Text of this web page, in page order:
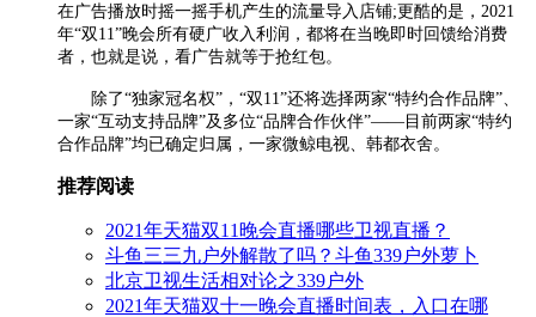
在广告播放时摇一摇手机产生的流量导入店铺;更酷的是，2021
年“双11”晚会所有硬广收入利润，都将在当晚即时回馈给消费
者，也就是说，看广告就等于抢红包。
除了“独家冠名权”，“双11”还将选择两家“特约合作品牌”、
一家“互动支持品牌”及多位“品牌合作伙伴”——目前两家“特约
合作品牌”均已确定归属，一家微鲸电视、韩都衣舍。
推荐阅读
2021年天猫双11晚会直播哪些卫视直播？
斗鱼三三九户外解散了吗？斗鱼339户外萝卜
北京卫视生活相对论之339户外
2021年天猫双十一晚会直播时间表，入口在哪